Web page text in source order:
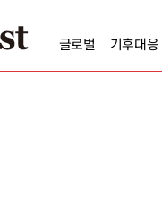
글로벌 기후대응